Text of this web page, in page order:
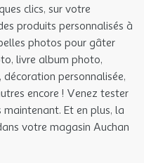
clics, sur votre
produits personnalisés à
photos pour gâter
livre album photo,
personnalisée,
encore ! Venez tester
Et en plus, la
votre magasin Auchan